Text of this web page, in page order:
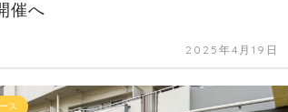
催へ
2025年4月19日
ス